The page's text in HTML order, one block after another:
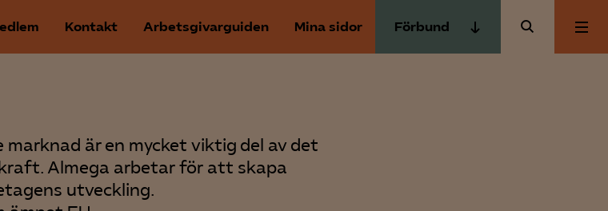
Kontakt Arbetsgivarguiden Mina sidor Förbund
är en mycket viktig del av det
Almega arbetar för att skapa
utveckling.